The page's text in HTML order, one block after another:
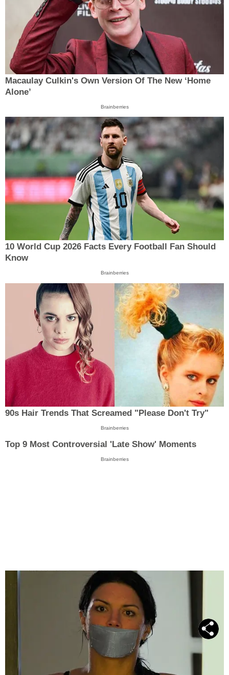
Macaulay Culkin's Own Version Of The New ‘Home
Alone’
Brainberries
10 World Cup 2026 Facts Every Football Fan Should
Know
Brainberries
90s Hair Trends That Screamed "Please Don't Try"
Brainberries
Top 9 Most Controversial 'Late Show' Moments
Brainberries